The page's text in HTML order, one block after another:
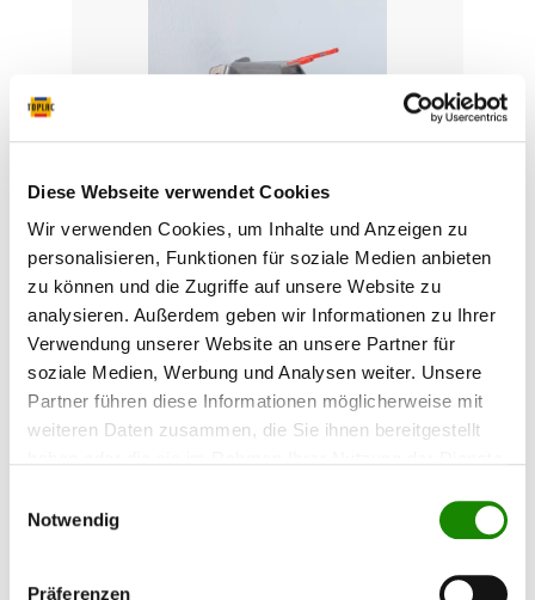
Diese Webseite verwendet Cookies
Wir verwenden Cookies, um Inhalte und Anzeigen zu
personalisieren, Funktionen für soziale Medien anbieten
zu können und die Zugriffe auf unsere Website zu
analysieren. Außerdem geben wir Informationen zu Ihrer
Verwendung unserer Website an unsere Partner für
soziale Medien, Werbung und Analysen weiter. Unsere
Partner führen diese Informationen möglicherweise mit
weiteren Daten zusammen, die Sie ihnen bereitgestellt
Notwendig
Präferenzen
SATA Universal-Pistolen- und
Schlauchhalter
SATA Universal Pistolen- und Schlauchhalter
Zubehör für alle SATA Lackierpistolen.
70,33 €*